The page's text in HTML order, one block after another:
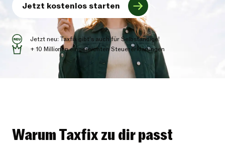
Jetzt kostenlos starten
Jetzt neu: Taxfix gibt’s auch für Selbständige!
+ 10 Millionen eingereichten Steuererklärungen
Warum Taxfix zu dir passt